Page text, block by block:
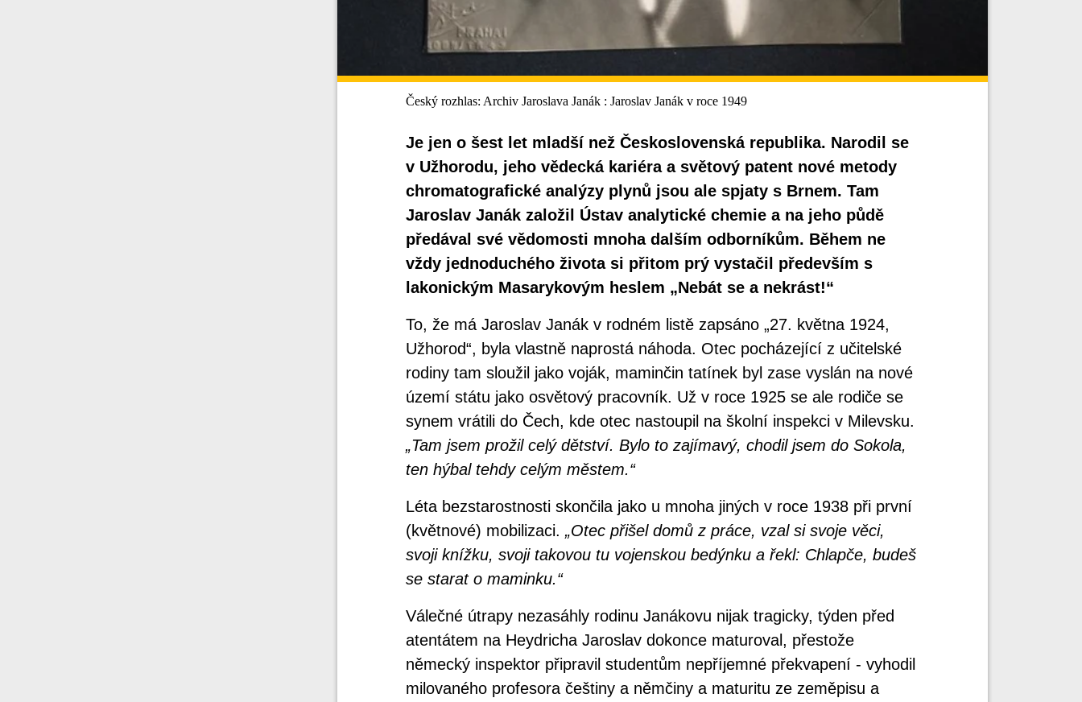
Český rozhlas: Archiv Jaroslava Janák : Jaroslav Janák v roce 1949
Je jen o šest let mladší než Československá republika. Narodil se
v Užhorodu, jeho vědecká kariéra a světový patent nové metody
chromatografické analýzy plynů jsou ale spjaty s Brnem. Tam
Jaroslav Janák založil Ústav analytické chemie a na jeho půdě
předával své vědomosti mnoha dalším odborníkům. Během ne
vždy jednoduchého života si přitom prý vystačil především s
lakonickým Masarykovým heslem „Nebát se a nekrást!“
To, že má Jaroslav Janák v rodném listě zapsáno „27. května 1924,
Užhorod“, byla vlastně naprostá náhoda. Otec pocházející z učitelské
rodiny tam sloužil jako voják, maminčin tatínek byl zase vyslán na nové
území státu jako osvětový pracovník. Už v roce 1925 se ale rodiče se
synem vrátili do Čech, kde otec nastoupil na školní inspekci v Milevsku.
„Tam jsem prožil celý dětství. Bylo to zajímavý, chodil jsem do Sokola,
ten hýbal tehdy celým městem.“
Léta bezstarostnosti skončila jako u mnoha jiných v roce 1938 při první
(květnové) mobilizaci. „Otec přišel domů z práce, vzal si svoje věci,
svoji knížku, svoji takovou tu vojenskou bedýnku a řekl: Chlapče, budeš
se starat o maminku.“
Válečné útrapy nezasáhly rodinu Janákovu nijak tragicky, týden před
atentátem na Heydricha Jaroslav dokonce maturoval, přestože
německý inspektor připravil studentům nepříjemné překvapení - vyhodil
milovaného profesora češtiny a němčiny a maturitu ze zeměpisu a